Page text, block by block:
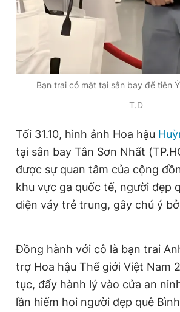
Theo dõi báo trên
0906 645 777
Liên hệ
0908 780
Đặt báo Quảng cáo RSS Tòa
Tổng biên tập: Nguyễn Ngọc Toàn
Phó tổng biên tập: Lâm Hiếu Dũng
Phó tổng biên tập: Trần Việt Hưng
Tổng thư ký tòa soạn: Đức Trung
Giấy phép xuất bản số 110/GP - BTTTT
© 2003-2026 Bản quyền thuộc về Báo
bản. Phát triển bởi ePi Technologies, JSC.
Bạn trai có mặt tại sân bay để tiễn
T.D
Tối 31.10, hình ảnh Hoa hậu
tại sân bay Tân Sơn Nhất
được sự quan tâm của cộng
khu vực ga quốc tế, người đẹp
diện váy trẻ trung, gây chú ý
Đồng hành với cô là bạn trai
trợ Hoa hậu Thế giới Việt Nam
tục, đẩy hành lý vào cửa an
lần hiếm hoi người đẹp quê